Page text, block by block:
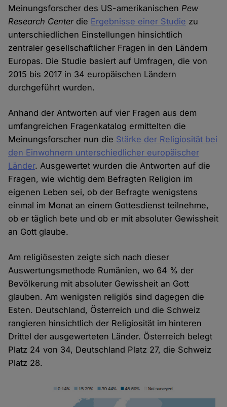
Meinungsforscher des US-amerikanischenPew
Research Centerdie Ergebnisse einer Studie zu
unterschiedlichen Einstellungen hinsichtlich
zentraler gesellschaftlicher Fragen in den Ländern
Europas. Die Studie basiert auf Umfragen, die von
2015 bis 2017 in 34 europäischen Ländern
durchgeführt wurden.
Anhand der Antworten auf vier Fragen aus dem
umfangreichen Fragenkatalog ermittelten die
Meinungsforscher nun die Stärke der Religiosität bei
den Einwohnern unterschiedlicher europäischer
Länder. Ausgewertet wurden die Antworten auf die
Fragen, wie wichtig dem Befragten Religion im
eigenen Leben sei, ob der Befragte wenigstens
einmal im Monat an einem Gottesdienst teilnehme,
ob er täglich bete und ob er mit absoluter Gewissheit
an Gott glaube.
Am religiösesten zeigte sich nach dieser
Auswertungsmethode Rumänien, wo 64 % der
Bevölkerung mit absoluter Gewissheit an Gott
glauben. Am wenigsten religiös sind dagegen die
Esten. Deutschland, Österreich und die Schweiz
rangieren hinsichtlich der Religiosität im hinteren
Drittel der ausgewerteten Länder. Österreich belegt
Platz 24 von 34, Deutschland Platz 27, die Schweiz
Platz 28.